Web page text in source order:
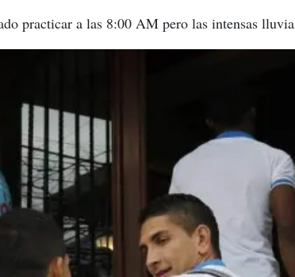
practicar a las 8:00 AM pero las intensas